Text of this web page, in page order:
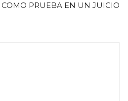
COMO PRUEBA EN UN JUICIO